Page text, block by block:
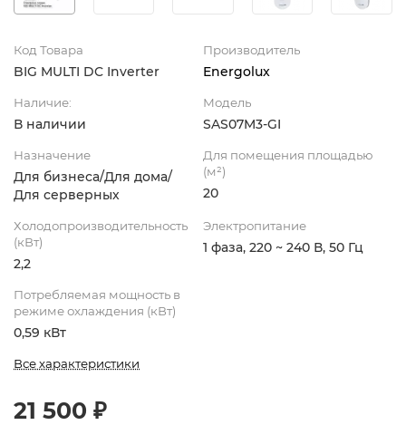
Код Товара
BIG MULTI DC Inverter
Производитель
Energolux
Наличие:
В наличии
Модель
SAS07M3-GI
Назначение
Для бизнеса/Для дома/
Для серверных
Для помещения площадью
(м²)
20
Холодопроизводительность
(кВт)
2,2
Электропитание
1 фаза, 220 ~ 240 В, 50 Гц
Потребляемая мощность в
режиме охлаждения (кВт)
0,59 кВт
Все характеристики
21 500 ₽